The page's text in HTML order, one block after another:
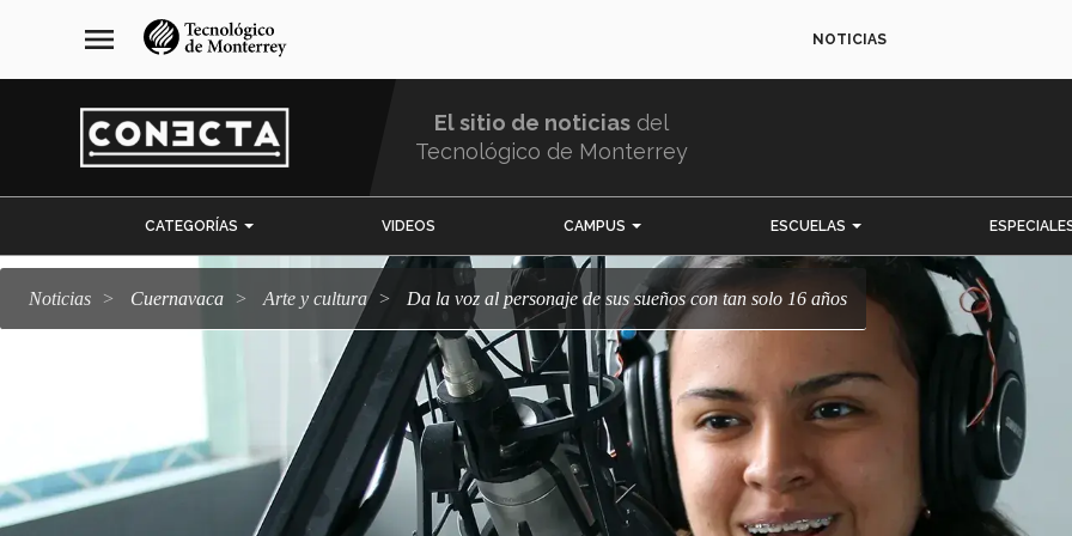
navegación
principal
menu NOTICIAS
El sitio de noticias del
Tecnológico de Monterrey
CATEGORÍAS VIDEOS CAMPUS ESCUELAS
Noticias Cuernavaca arte y cultura Da la voz al personaje de sus sueños con tan solo 16 años